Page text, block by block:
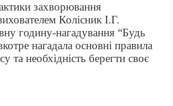
захворювання
Колісник І.Г.
годину-нагадування “Будь
нагадала основні правила
та необхідність берегти своє